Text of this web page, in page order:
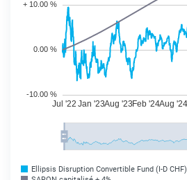
Ellipsis Disruption Convertible Fund (I-D CHF)